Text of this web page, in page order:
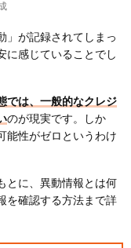
」が記録されてしまっ
に感じていることでし
では、一般的なクレジ
のが現実です。しか
能性がゼロというわけ
とに、異動情報とは何
を確認する方法まで詳